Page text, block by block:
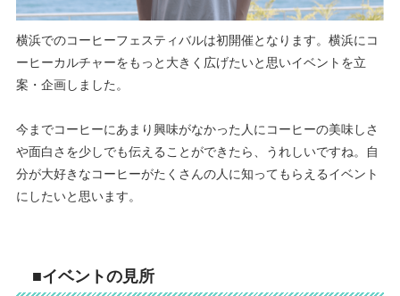
横浜でのコーヒーフェスティバルは初開催となります。横浜にコ
ーヒーカルチャーをもっと大きく広げたいと思いイベントを立
案・企画しました。
今までコーヒーにあまり興味がなかった人にコーヒーの美味しさ
や面白さを少しでも伝えることができたら、うれしいですね。自
分が大好きなコーヒーがたくさんの人に知ってもらえるイベント
にしたいと思います。
■イベントの見所